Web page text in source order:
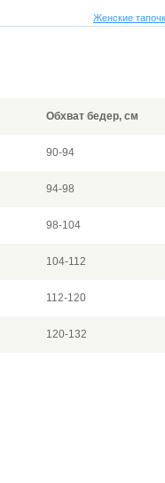
Женские
Обхват бедер, см
90-94
94-98
98-104
104-112
112-120
120-132